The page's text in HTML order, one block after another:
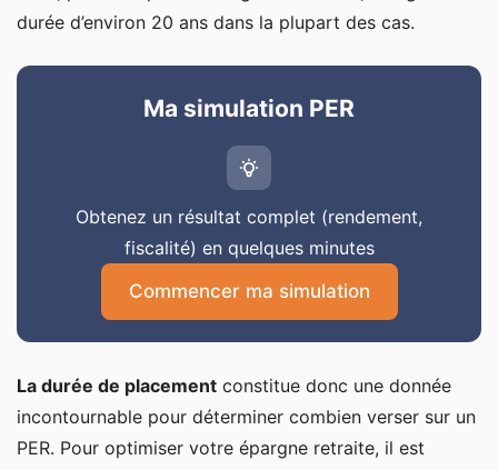
durée d’environ 20 ans dans la plupart des cas.
Ma simulation PER
Obtenez un résultat complet (rendement,
fiscalité) en quelques minutes
Commencer ma simulation
La durée de placement constitue donc une donnée
incontournable pour déterminer combien verser sur un
PER. Pour optimiser votre épargne retraite, il est